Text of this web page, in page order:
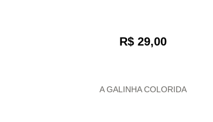
R$ 29,00
A GALINHA COLORIDA